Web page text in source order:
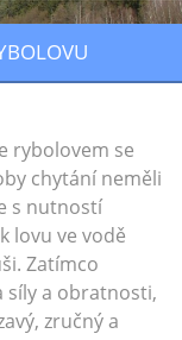
rybolovem se
chytání neměli
s nutností
lovu ve vodě
Zatímco
síly a obratnosti,
zručný a